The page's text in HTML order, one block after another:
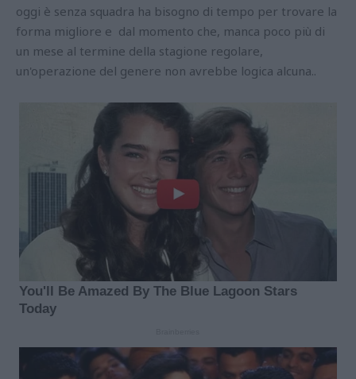
oggi è senza squadra ha bisogno di tempo per trovare la
forma migliore e dal momento che, manca poco più di
un mese al termine della stagione regolare,
un'operazione del genere non avrebbe logica alcuna..